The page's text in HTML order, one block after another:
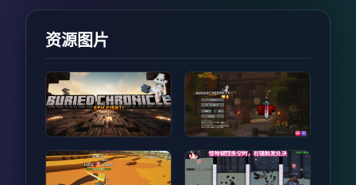
资源图片